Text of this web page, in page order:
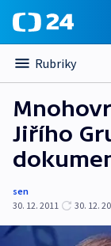
Rubriky
Jiřího
sen
30. 12. 2011
30. 12.